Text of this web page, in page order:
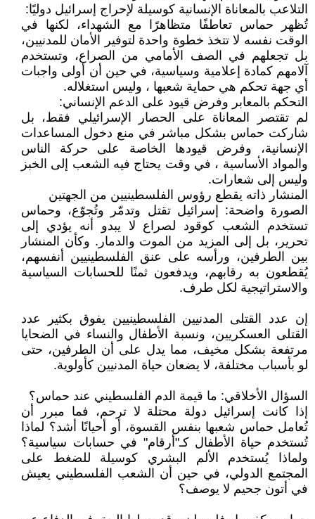
التلاعب بالمعاناة الإنسانية كوسيلة لإحراج إسرائيل دوليًا:
تُظهر حماس تعاطفًا متظاهرًا مع الشهداء، لكنها في
الوقت نفسه لا تتخذ خطوة واحدة لتوفير الأمان للمدنيين،
بل تجعلهم في الصف الأمامي من الصراع، وتستخدم
آلامهم كمادة إعلامية وسياسية، في حين أن أولى واجبات
أي جهة تحكم هي حماية شعبها ، وليس استغلاله.
التحكم بالمعابر وفرض قيود على الدعم الإنساني:
لم تقتصر المعاناة على الحصار الإسرائيلي فقط، بل
شاركت حماس بشكل مباشر في منع دخول المساعدات
الإنسانية، وفرض قيودها الخاصة على حركة الناس
والمواد الأساسية ، في وقت يحتاج فيه الشعب إلى الخبز
وليس إلى شعارات.
المنشار ذاته يقطع رؤوس الفلسطينيين من الجهتين
الصورة واضحة: إسرائيل تقتل وتدمّر وتُجوّع، وحماس
تستخدم الشعب كوقود لصراع لا يبدو أنه يؤدي إلى
تحرير، بل إلى المزيد من الموت والدمار. وكأن المنشار
بين الطرفين، ورأسه على عنق الفلسطينيين أنفسهم،
يُقطعون به رقابهم، ويدفعون ثمنًا للحسابات السياسية
والاستراتيجية لكل طرف.
إن عدد القتلى المدنيين الفلسطينيين يفوق بكثير عدد
القتلى العسكريين، ونسبة الأطفال والنساء في الضحايا
مرتفعة بشكل مخيف، مما يدل على أن الطرفين، حتى
لو بأسباب مختلفة، لا يضعان حياة المدنيين كأولوية.
السؤال الأخلاقي: ما قيمة الدم الفلسطيني عند حماس؟
إذا كانت إسرائيل دولة محتلة لا ترحم، فما مبرر أن
تُعامل حماس شعبها بنفس القسوة، أو أحيانًا أشد؟ لماذا
تُستخدم حياة الأطفال كـ"أرقام" في حسابات سياسية؟
ولماذا يُستخدم الألم البشري كوسيلة للضغط على
المجتمع الدولي، في حين أن الشعب الفلسطيني يعيش
في أتون جحيم لا يوصف؟